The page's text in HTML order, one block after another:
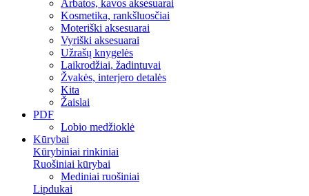
Arbatos, kavos aksesuarai
Kosmetika, rankšluosčiai
Moteriški aksesuarai
Vyriški aksesuarai
Užrašų knygelės
Laikrodžiai, žadintuvai
Žvakės, interjero detalės
Kita
Žaislai
PDF
Lobio medžioklė
Kūrybai
Kūrybiniai rinkiniai
Ruošiniai kūrybai
Mediniai ruošiniai
Lipdukai